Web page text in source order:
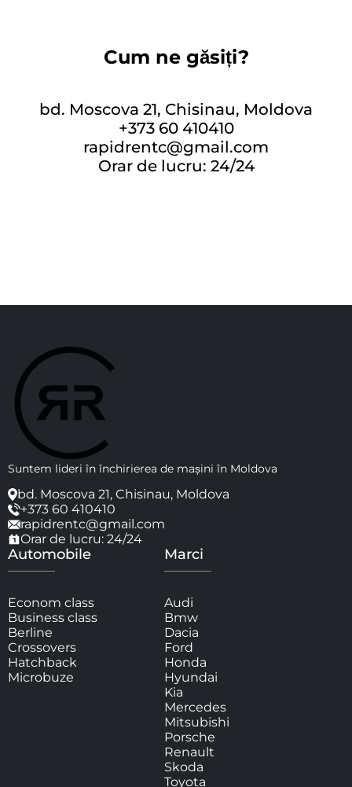
Cum ne găsiți?
bd. Moscova 21, Chisinau, Moldova
+373 60 410410
rapidrentc@gmail.com
Orar de lucru: 24/24
Suntem lideri în închirierea de mașini în Moldova
bd. Moscova 21, Chisinau, Moldova
+373 60 410410
rapidrentc@gmail.com
Orar de lucru: 24/24
Automobile
Econom class
Business class
Berline
Crossovers
Hatchback
Microbuze
Marci
Audi
Bmw
Dacia
Ford
Honda
Hyundai
Kia
Mercedes
Mitsubishi
Porsche
Renault
Skoda
Toyota